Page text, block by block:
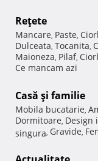
Reţete
Mancare, Paste,
Dulceata, Tocanita,
Maioneza, Pilaf,
Ce mancam azi
Casă şi familie
Mobila bucatarie,
Dormitoare, Design
singura, Gravide,